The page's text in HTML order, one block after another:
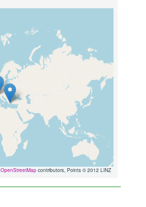
OpenStreetMapcontributors, Points © 2012 LINZ